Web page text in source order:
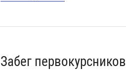
Забег первокурсников